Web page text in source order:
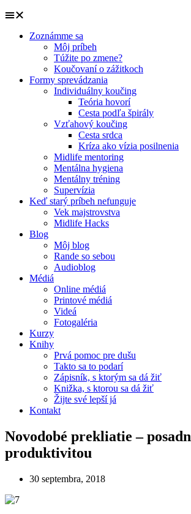
Zoznámme sa
Môj príbeh
Túžite po zmene?
Koučovaní o zážitkoch
Formy sprevádzania
Individuálny koučing
Teória hovorí
Cesta podľa špirály
Vzťahový koučing
Cesta srdca
Kríza ako vízia posilnenia
Midlife mentoring
Mentálna hygiena
Mentálny tréning
Supervízia
Keď starý príbeh nefunguje
Vek majstrovstva
Midlife Hacks
Blog
Môj blog
Rande so sebou
Audioblog
Médiá
Online médiá
Printové médiá
Videá
Fotogaléria
Kurzy
Knihy
Prvá pomoc pre dušu
Takto sa to podarí
Zápisník, s ktorým sa dá žiť
Knižka, s ktorou sa dá žiť
Žijte své lepší já
Kontakt
Novodobé prekliatie –
produktivitou
30 septembra, 2018